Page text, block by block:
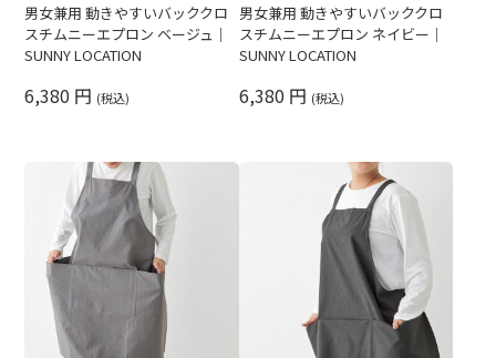
男女兼用 動きやすいバッククロ
スチムニーエプロン ベージュ｜
SUNNY LOCATION
6,380 円 (税込)
男女兼用 動きやすいバッククロ
スチムニーエプロン ネイビー｜
SUNNY LOCATION
6,380 円 (税込)